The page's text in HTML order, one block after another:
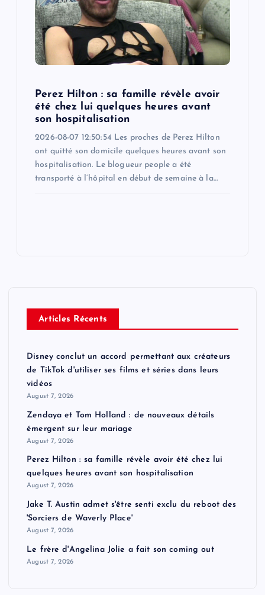
Perez Hilton : sa famille révèle avoir
été chez lui quelques heures avant
son hospitalisation
2026-08-07 12:50:54 Les proches de Perez Hilton
ont quitté son domicile quelques heures avant son
hospitalisation. Le blogueur people a été
transporté à l’hôpital en début de semaine à la…
Articles Récents
Disney conclut un accord permettant aux créateurs
de TikTok d'utiliser ses films et séries dans leurs
vidéos
August 7, 2026
Zendaya et Tom Holland : de nouveaux détails
émergent sur leur mariage
August 7, 2026
Perez Hilton : sa famille révèle avoir été chez lui
quelques heures avant son hospitalisation
August 7, 2026
Jake T. Austin admet s'être senti exclu du reboot des
'Sorciers de Waverly Place'
August 7, 2026
Le frère d'Angelina Jolie a fait son coming out
August 7, 2026